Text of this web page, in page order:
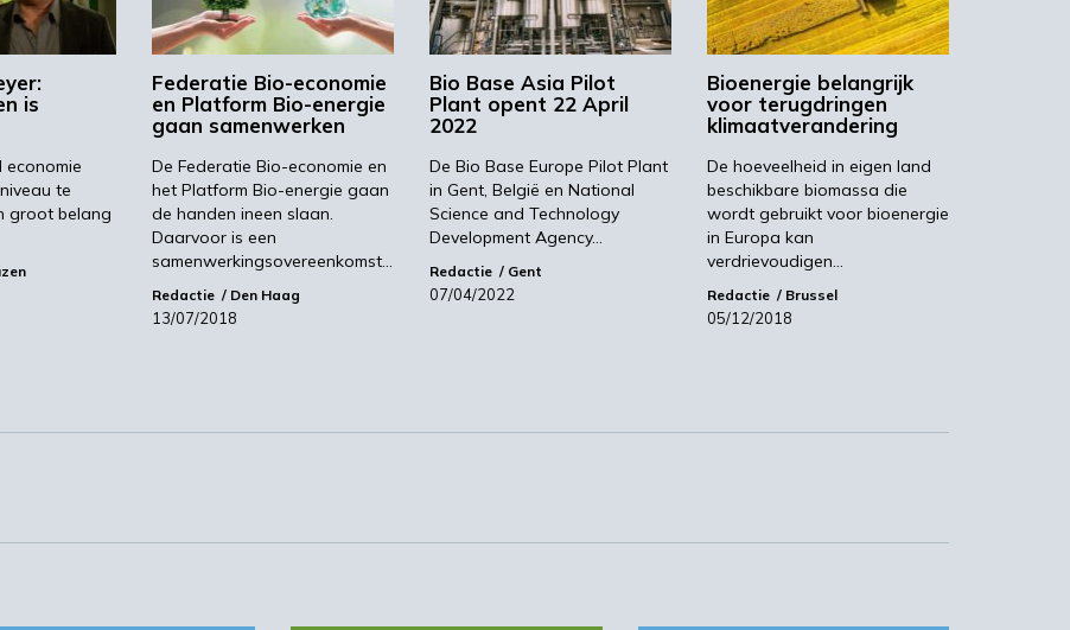
daardoor worden gezien als gedeelde investeringen
succesvol te zijn bij het helpen van innovators, specifiek
Death (de overgang van laboratorium naar de markt) te
en financiële risico’s.
Wil je weten welke SPF’s er in Nederland zijn of ben je
op de website van SmartPilots.
02:19
STRONGBIONET verbindt
Europese newerken bio-
economie
is
economie
te
groot belang
Federatie Bio-economie
en Platform Bio-energie
gaan samenwerken
De Federatie Bio-economie en
het Platform Bio-energie gaan
de handen ineen slaan.
Daarvoor is een
samenwerkingsovereenkomst…
Redactie Den Haag
13/07/2018
Bio Base Asia Pilot
Plant opent 22 April
2022
De Bio Base Europe Pilot Plant
in Gent, België en National
Science and Technology
Development Agency…
Redactie Gent
07/04/2022
Bioenergie belangrijk
voor terugdringen
klimaatverandering
De hoeveelheid in eigen land
beschikbare biomassa die
wordt gebruikt voor bioenergie
in Europa kan
verdrievoudigen…
Redactie Brussel
05/12/2018